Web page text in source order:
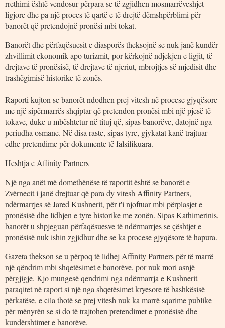
rrethimi është vendosur përpara se të zgjidhen mosmarrëveshjet
ligjore dhe pa një proces të qartë e të drejtë dëmshpërblimi për
banorët që pretendojnë pronësi mbi tokat.
Banorët dhe përfaqësuesit e diasporës theksojnë se nuk janë kundër
zhvillimit ekonomik apo turizmit, por kërkojnë ndjekjen e ligjit, të
drejtave të pronësisë, të drejtave të njeriut, mbrojtjes së mjedisit dhe
trashëgimisë historike të zonës.
Raporti kujton se banorët ndodhen prej vitesh në procese gjyqësore
me një sipërmarrës shqiptar që pretendon pronësi mbi një pjesë të
tokave, duke u mbështetur në tituj që, sipas banorëve, datojnë nga
periudha osmane. Në disa raste, sipas tyre, gjykatat kanë trajtuar
edhe pretendime për dokumente të falsifikuara.
Heshtja e Affinity Partners
Një nga anët më domethënëse të raportit është se banorët e
Zvërnecit i janë drejtuar që para dy vitesh Affinity Partners,
ndërmarrjes së Jared Kushnerit, për t'i njoftuar mbi përplasjet e
pronësisë dhe lidhjen e tyre historike me zonën. Sipas Kathimerinis,
banorët u shpjeguan përfaqësuesve të ndërmarrjes se çështjet e
pronësisë nuk ishin zgjidhur dhe se ka procese gjyqësore të hapura.
Gazeta thekson se u përpoq të lidhej Affinity Partners për të marrë
një qëndrim mbi shqetësimet e banorëve, por nuk mori asnjë
përgjigje. Kjo mungesë qendrimi nga ndërmarrja e Kushnerit
paraqitet në raport si një nga shqetësimet kryesore të bashkësisë
përkatëse, e cila thotë se prej vitesh nuk ka marrë sqarime publike
për mënyrën se si do të trajtohen pretendimet e pronësisë dhe
kundërshtimet e banorëve.